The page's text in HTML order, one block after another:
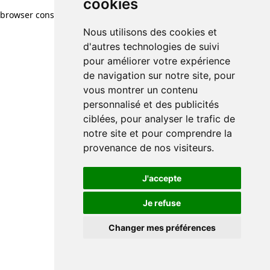
cookies
Nous utilisons des cookies et
d'autres technologies de suivi
pour améliorer votre expérience
de navigation sur notre site, pour
vous montrer un contenu
personnalisé et des publicités
ciblées, pour analyser le trafic de
notre site et pour comprendre la
provenance de nos visiteurs.
J'accepte
Je refuse
Changer mes préférences
browser console for more information)